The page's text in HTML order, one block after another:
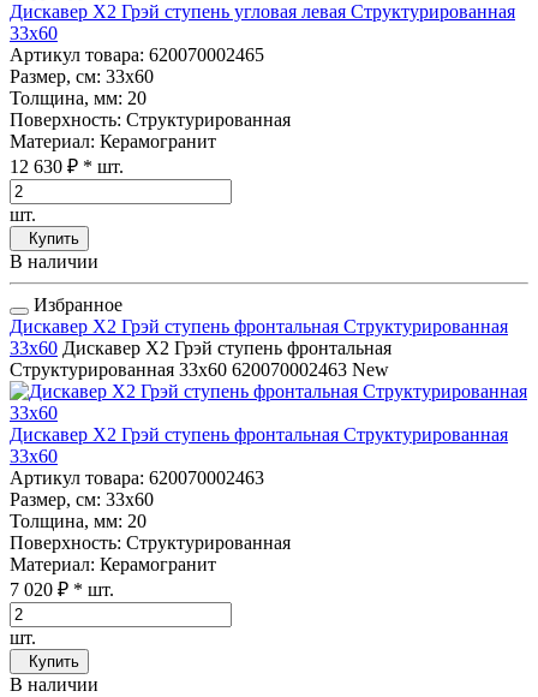
Дискавер Х2 Грэй ступень угловая левая Структурированная
33x60
Артикул товара: 620070002465
Размер, см: 33x60
Толщина, мм: 20
Поверхность: Структурированная
Материал: Керамогранит
12 630 ₽ * шт.
шт.
Купить
В наличии
Избранное
Дискавер Х2 Грэй ступень фронтальная Структурированная
33x60 Дискавер Х2 Грэй ступень фронтальная
Структурированная 33x60 620070002463 New
Дискавер Х2 Грэй ступень фронтальная Структурированная
33x60
Артикул товара: 620070002463
Размер, см: 33x60
Толщина, мм: 20
Поверхность: Структурированная
Материал: Керамогранит
7 020 ₽ * шт.
шт.
Купить
В наличии